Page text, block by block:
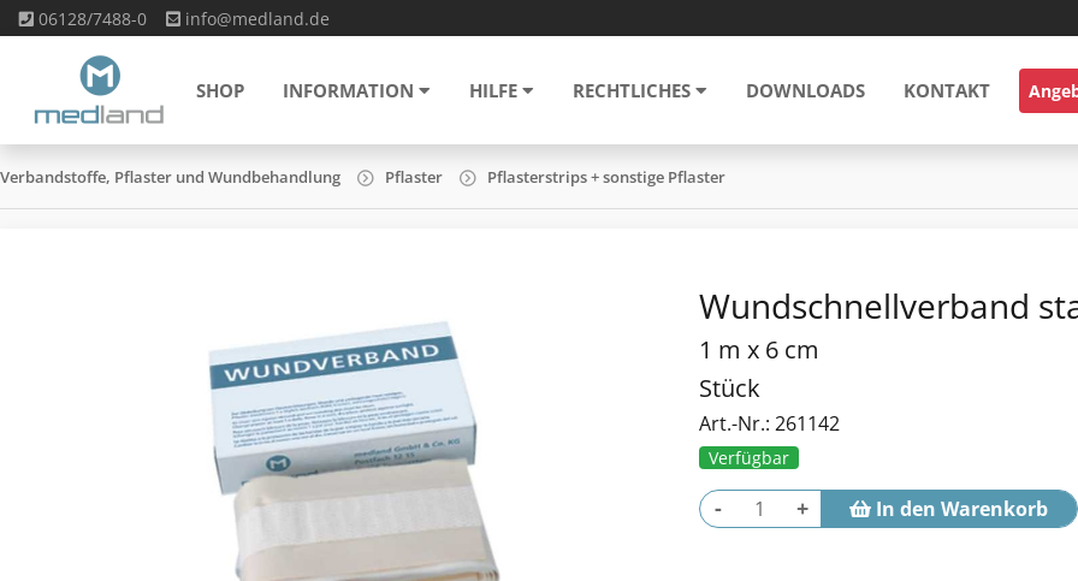
06128/7488-0 info@medland.de
SHOP INFORMATION HILFE RECHTLICHES DOWNLOADS KONTAKT
Verbandstoffe, Pflaster und Wundbehandlung Pflaster Pflasterstrips + sonstige Pflaster
Wundschnellverband
1 m x 6 cm
Stück
Art.-Nr.: 261142
Verfügbar
- +